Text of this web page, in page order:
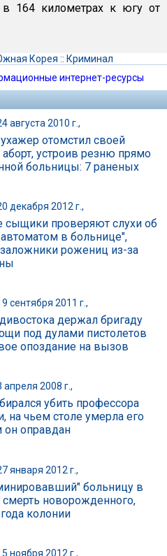
в 164 километрах к югу от
Корея :: Криминал
интернет-ресурсы
августа 2010 г.,
отомстил своей
устроив резню прямо
больницы: 7 раненых
декабря 2012 г.,
сыщики проверяют слухи об
в больнице",
рожениц из-за
сентября 2011 г.,
держал бригаду
под дулами пистолетов
опоздание на вызов
апреля 2008 г.,
убить профессора
на чьем столе умерла его
он оправдан
января 2012 г.,
больницу в
смерть новорожденного,
колонии
ноября 2012 г.,